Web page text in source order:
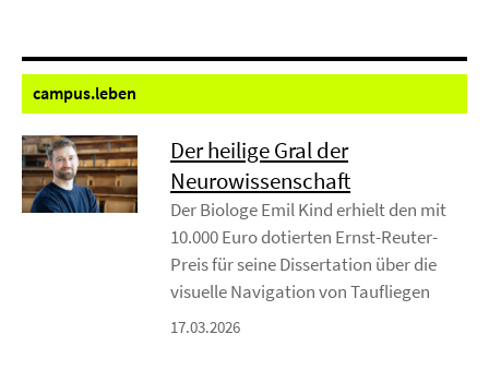
campus.leben
Der heilige Gral der
Neurowissenschaft
Der Biologe Emil Kind erhielt den mit
10.000 Euro dotierten Ernst-Reuter-
Preis für seine Dissertation über die
visuelle Navigation von Taufliegen
17.03.2026